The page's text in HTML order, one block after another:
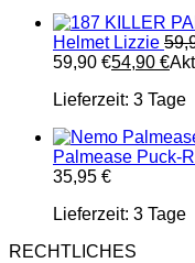
Helmet Lizzie
59,90 €54,90 €
Lieferzeit: 3 Tage
Palmease Puck-
35,95 €
Lieferzeit: 3 Tage
RECHTLICHES